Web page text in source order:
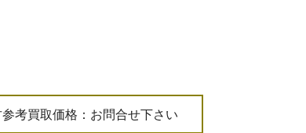
考買取価格：お問合せ下さい